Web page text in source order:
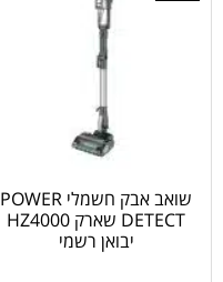
שואב אבק חשמלי POWER
DETECT שארק HZ4000
יבואן רשמי